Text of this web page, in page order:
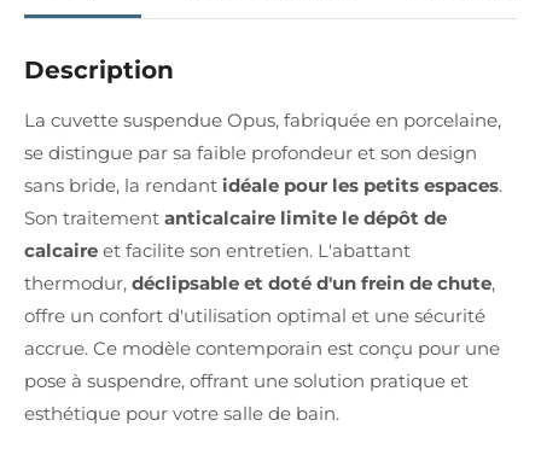
Description
La cuvette suspendue Opus, fabriquée en porcelaine,
se distingue par sa faible profondeur et son design
sans bride, la rendant idéale pour les petits espaces.
Son traitement anticalcaire limite le dépôt de
calcaire et facilite son entretien. L'abattant
thermodur, déclipsable et doté d'un frein de chute,
offre un confort d'utilisation optimal et une sécurité
accrue. Ce modèle contemporain est conçu pour une
pose à suspendre, offrant une solution pratique et
esthétique pour votre salle de bain.